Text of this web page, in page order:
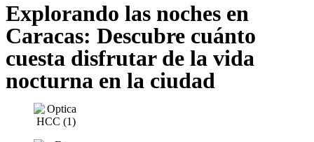
Explorando las noches en
Caracas: Descubre cuánto
cuesta disfrutar de la vida
nocturna en la ciudad